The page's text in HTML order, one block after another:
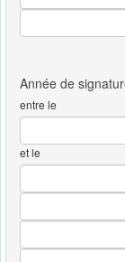
entre le
et le